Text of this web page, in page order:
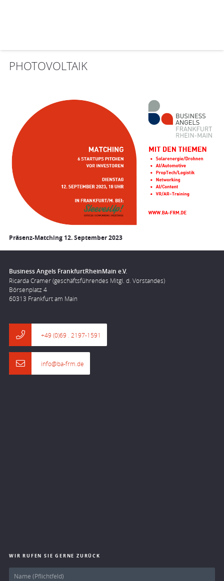
PHOTOVOLTAIK
Präsenz-Matching 12. September 2023
Business Angels FrankfurtRheinMain e.V.
Ricarda Cramer (geschäftsführendes Mitgl. d. Vorstandes)
Börsenplatz 4
60313 Frankfurt am Main
+49 (0)69 . 2197-1591
info@ba-frm.de
WIR RUFEN SIE GERNE ZURÜCK